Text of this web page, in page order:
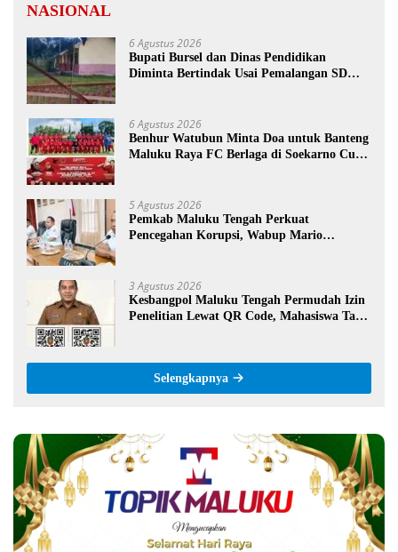
NASIONAL
6 Agustus 2026
Bupati Bursel dan Dinas Pendidikan
Diminta Bertindak Usai Pemalangan SD
6 Agustus 2026
Benhur Watubun Minta Doa untuk Banteng
Maluku Raya FC Berlaga di Soekarno Cup
5 Agustus 2026
Pemkab Maluku Tengah Perkuat
Pencegahan Korupsi, Wabup Mario
3 Agustus 2026
Kesbangpol Maluku Tengah Permudah Izin
Penelitian Lewat QR Code, Mahasiswa Tak
Selengkapnya